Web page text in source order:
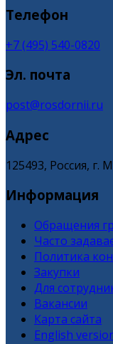
Телефон
+7 (495) 540-0820
Эл. почта
post@rosdornii.ru
Адрес
125493, Россия, г.
Информация
Обращения
Часто
Политика
Закупки
Для
Вакансии
Карта сайта
English